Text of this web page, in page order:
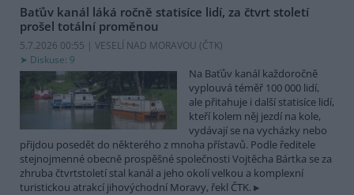
Baťův kanál láká ročně statisíce lidí, za čtvrt století
prošel totální proměnou
5.7.2026 00:55 | VESELÍ NAD MORAVOU (ČTK)
Diskuse: 9
Na Baťův kanál každoročně
vyplouvá téměř 100 000 lidí,
ale přitahuje i další statisíce lidí,
kteří kolem něj jezdí na kole,
vydávají se na vycházky nebo
přijdou posedět do některého z mnoha přístavů. Podle ředitele
stejnojmenné obecně prospěšné společnosti Vojtěcha Bártka se za
zhruba čtvrtstoletí stal kanál a jeho okolí velkou a komplexní
turistickou atrakcí jihovýchodní Moravy, řekl ČTK.